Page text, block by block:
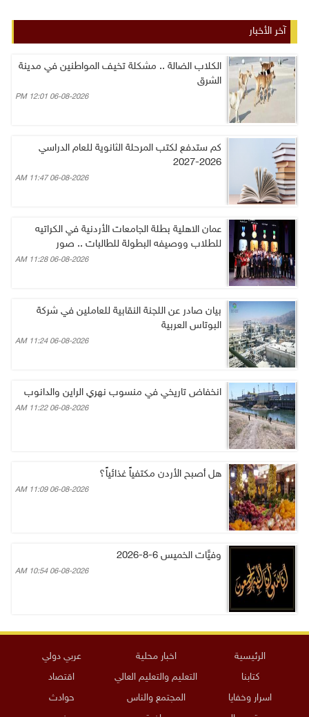
آخر الأخبار
الكلاب الضالة .. مشكلة تخيف المواطنين في مدينة
الشرق
06-08-2026 12:01 PM
كم ستدفع لكتب المرحلة الثانوية للعام الدراسي
2026-2027
06-08-2026 11:47 AM
عمان الاهلية بطلة الجامعات الأردنية في الكراتيه
للطلاب ووصيفه البطولة للطالبات .. صور
06-08-2026 11:28 AM
بيان صادر عن اللجنة النقابية للعاملين في شركة
البوتاس العربية
06-08-2026 11:24 AM
انخفاض تاريخي في منسوب نهري الراين والدانوب
06-08-2026 11:22 AM
هل أصبح الأردن مكتفياً غذائياً؟
06-08-2026 11:09 AM
وفيَّات الخميس 6-8-2026
06-08-2026 10:54 AM
الرئيسية اخبار محلية
عربي دولي
كتابنا
التعليم والتعليم العالي
اقتصاد
اسرار وخفايا
المجتمع والناس
حوادث